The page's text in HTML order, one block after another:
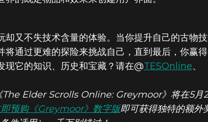
又不失技术含量的体验。当你提升自己的古物
通过更难的探险来挑战自己，直到最后，你赢
现它的知识、历史和宝藏？请在@TESOnline、
Elder Scrolls Online: Greymoor》将在5月
即预购《Greymoor》数字版即可获得独特的额外